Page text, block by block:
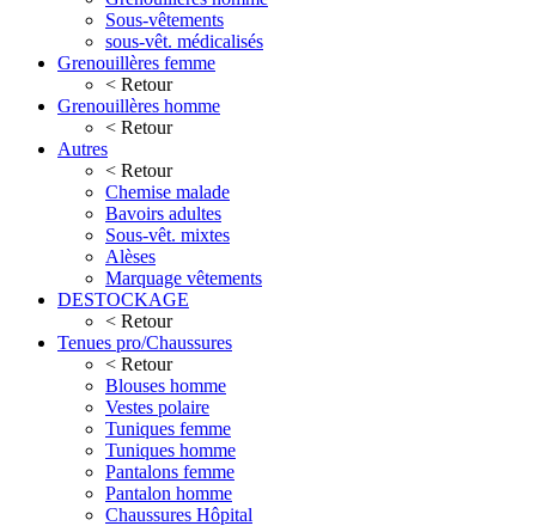
Sous-vêtements
sous-vêt. médicalisés
Grenouillères femme
< Retour
Grenouillères homme
< Retour
Autres
< Retour
Chemise malade
Bavoirs adultes
Sous-vêt. mixtes
Alèses
Marquage vêtements
DESTOCKAGE
< Retour
Tenues pro/Chaussures
< Retour
Blouses homme
Vestes polaire
Tuniques femme
Tuniques homme
Pantalons femme
Pantalon homme
Chaussures Hôpital